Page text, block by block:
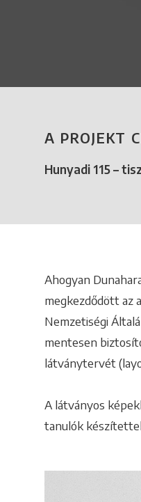
A PROJEKT
Hunyadi 115 –
Ahogyan
megkezdődött az
Nemzetiségi
mentesen
látványtervét
A látványos
tanulók